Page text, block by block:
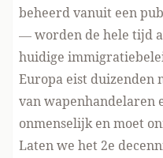
beheerd vanuit een
— worden de hele tijd
huidige
Europa eist duizenden
van wapenhandelaren
onmenselijk en moet
Laten we het 2e